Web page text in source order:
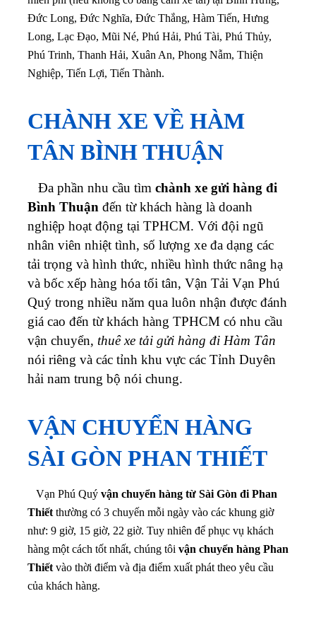
Đức Long, Đức Nghĩa, Đức Thắng, Hàm Tiến, Hưng
Long, Lạc Đạo, Mũi Né, Phú Hải, Phú Tài, Phú Thủy,
Phú Trinh, Thanh Hải, Xuân An, Phong Nẫm, Thiện
Nghiệp, Tiến Lợi, Tiến Thành.
CHÀNH XE VỀ HÀM
TÂN BÌNH THUẬN
Đa phần nhu cầu tìm chành xe gửi hàng đi
Bình Thuận đến từ khách hàng là doanh
nghiệp hoạt động tại TPHCM. Với đội ngũ
nhân viên nhiệt tình, số lượng xe đa dạng các
tải trọng và hình thức, nhiều hình thức nâng hạ
và bốc xếp hàng hóa tối tân, Vận Tải Vạn Phú
Quý trong nhiều năm qua luôn nhận được đánh
giá cao đến từ khách hàng TPHCM có nhu cầu
vận chuyển, thuê xe tải gửi hàng đi Hàm Tân
nói riêng và các tỉnh khu vực các Tỉnh Duyên
hải nam trung bộ nói chung.
VẬN CHUYỂN HÀNG
SÀI GÒN PHAN THIẾT
Vạn Phú Quý vận chuyển hàng từ Sài Gòn đi Phan
Thiết thường có 3 chuyến mỗi ngày vào các khung giờ
như: 9 giờ, 15 giờ, 22 giờ. Tuy nhiên để phục vụ khách
hàng một cách tốt nhất, chúng tôi vận chuyển hàng Phan
Thiết vào thời điểm và địa điểm xuất phát theo yêu cầu
của khách hàng.